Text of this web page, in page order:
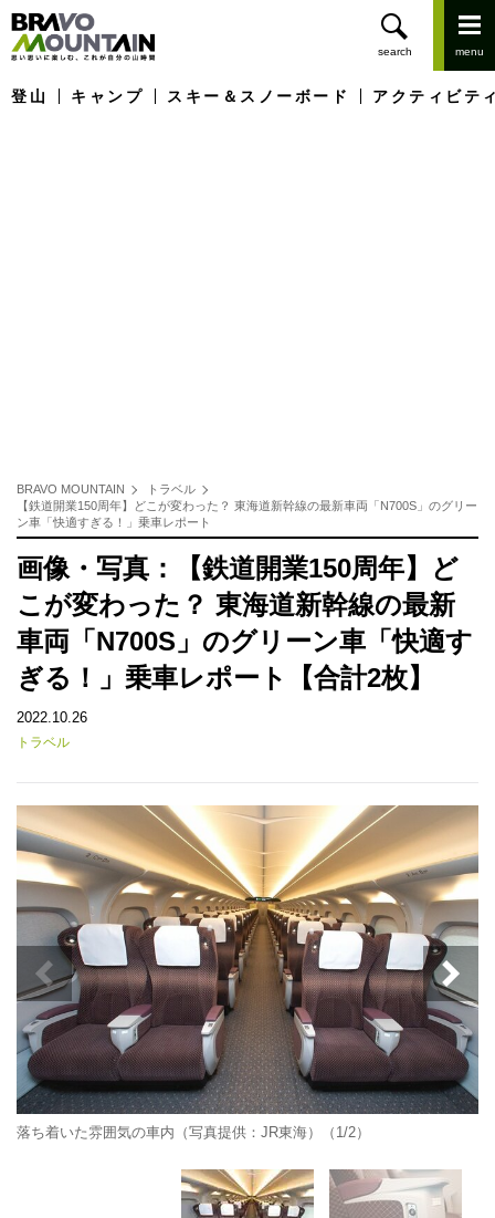
登山 キャンプ スキー＆スノーボード アクティビテ
BRAVO MOUNTAIN
トラベル
【鉄道開業150周年】どこが変わった？ 東海道新幹線の最新車両「N700S」のグリー
ン車「快適すぎる！」乗車レポート
画像・写真：【鉄道開業150周年】ど
こが変わった？ 東海道新幹線の最新
車両「N700S」のグリーン車「快適す
ぎる！」乗車レポート【合計2枚】
2022.10.26
トラベル
落ち着いた雰囲気の車内（写真提供：JR東海）（1/2）